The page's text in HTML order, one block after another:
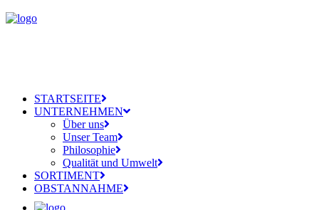
STARTSEITE
UNTERNEHMEN
Über uns
Unser Team
Philosophie
Qualität und Umwelt
SORTIMENT
OBSTANNAHME